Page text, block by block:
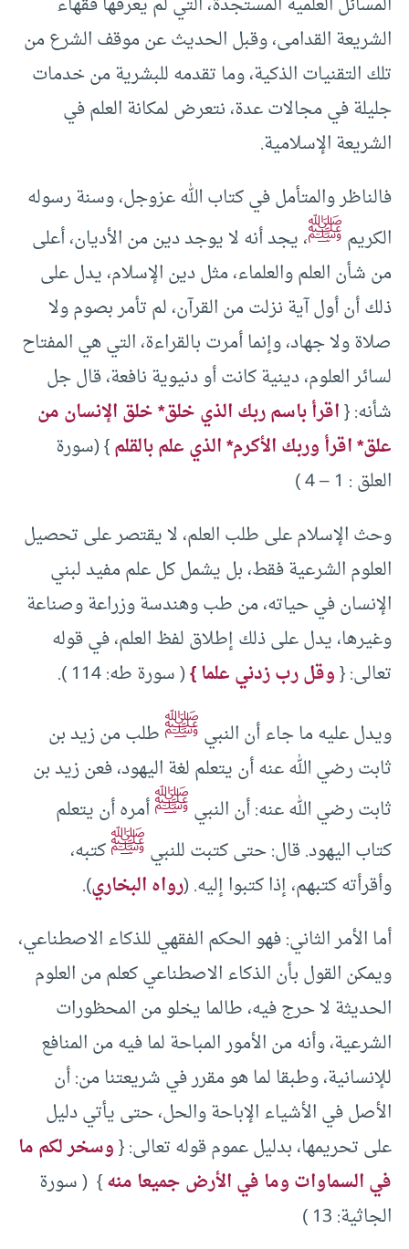
الشريعة القدامى، وقبل الحديث عن موقف الشرع من
تلك التقنيات الذكية، وما تقدمه للبشرية من خدمات
جليلة في مجالات عدة، نتعرض لمكانة العلم في
الشريعة الإسلامية.
فالناظر والمتأمل في كتاب الله عزوجل، وسنة رسوله
الكريمﷺ، يجد أنه لا يوجد دين من الأديان، أعلى
من شأن العلم والعلماء، مثل دين الإسلام، يدل على
ذلك أن أول آية نزلت من القرآن، لم تأمر بصوم ولا
صلاة ولا جهاد، وإنما أمرت بالقراءة، التي هي المفتاح
لسائر العلوم، دينية كانت أو دنيوية نافعة، قال جل
شأنه: {اقرأ باسم ربك الذي خلق* خلق الإنسان من
علق* اقرأ وربك الأكرم* الذي علم بالقلم} (سورة
العلق : 1 – 4 )
وحث الإسلام على طلب العلم، لا يقتصر على تحصيل
العلوم الشرعية فقط، بل يشمل كل علم مفيد لبني
الإنسان في حياته، من طب وهندسة وزراعة وصناعة
وغيرها، يدل على ذلك إطلاق لفظ العلم، في قوله
تعالى: {وقل رب زدني علما }( سورة طه: 114 ).
ويدل عليه ما جاء أن النبيﷺطلب من زيد بن
ثابت رضي الله عنه أن يتعلم لغة اليهود، فعن زيد بن
ثابت رضي الله عنه: أن النبيﷺأمره أن يتعلم
كتاب اليهود. قال: حتى كتبت للنبيﷺكتبه،
وأقرأته كتبهم، إذا كتبوا إليه. (رواه البخاري).
أما الأمر الثاني: فهو الحكم الفقهي للذكاء الاصطناعي،
ويمكن القول بأن الذكاء الاصطناعي كعلم من العلوم
الحديثة لا حرج فيه، طالما يخلو من المحظورات
الشرعية، وأنه من الأمور المباحة لما فيه من المنافع
للإنسانية، وطبقا لما هو مقرر في شريعتنا من: أن
الأصل في الأشياء الإباحة والحل، حتى يأتي دليل
على تحريمها، بدليل عموم قوله تعالى: {وسخر لكم ما
في السماوات وما في الأرض جميعا منه} ( سورة
الجاثية: 13 )